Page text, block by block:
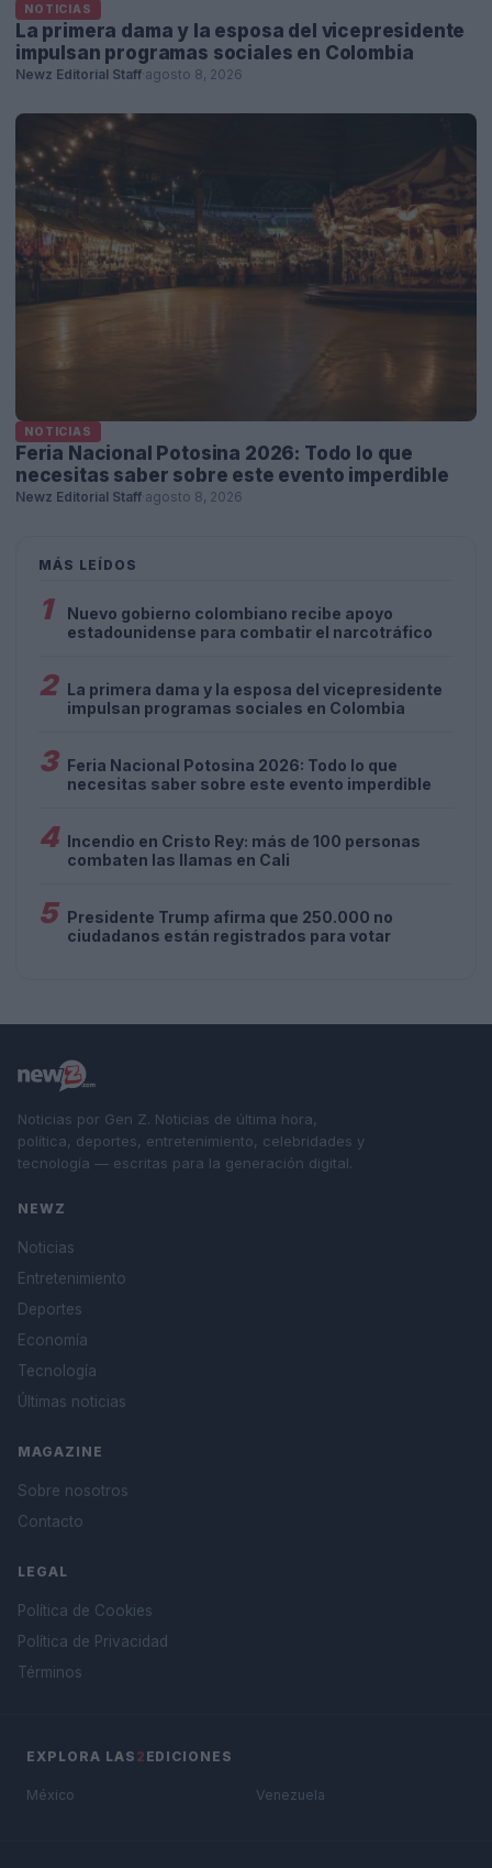
NOTICIAS
La primera dama y la esposa del vicepresidente
impulsan programas sociales en Colombia
Newz Editorial Staff agosto 8, 2026
NOTICIAS
Feria Nacional Potosina 2026: Todo lo que
necesitas saber sobre este evento imperdible
Newz Editorial Staff agosto 8, 2026
MÁS LEÍDOS
1
Nuevo gobierno colombiano recibe apoyo
estadounidense para combatir el narcotráfico
2 La primera dama y la esposa del vicepresidente
impulsan programas sociales en Colombia
3 Feria Nacional Potosina 2026: Todo lo que
necesitas saber sobre este evento imperdible
4 Incendio en Cristo Rey: más de 100 personas
combaten las llamas en Cali
5 Presidente Trump afirma que 250.000 no
ciudadanos están registrados para votar
Noticias por Gen Z. Noticias de última hora,
política, deportes, entretenimiento, celebridades y
tecnología — escritas para la generación digital.
NEWZ
Noticias
Entretenimiento
Deportes
Economía
Tecnología
Últimas noticias
MAGAZINE
Sobre nosotros
Contacto
LEGAL
Política de Cookies
Política de Privacidad
Términos
EXPLORA LAS 2 EDICIONES
México Venezuela